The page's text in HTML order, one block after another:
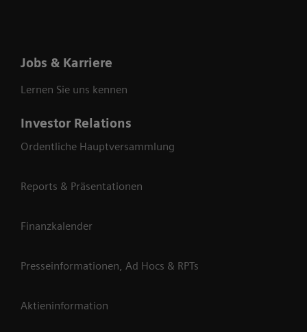
Jobs & Karriere
Lernen Sie uns kennen
Investor Relations
Ordentliche Hauptversammlung
Reports & Präsentationen
Finanzkalender
Presseinformationen, Ad Hocs & RPTs
Aktieninformation